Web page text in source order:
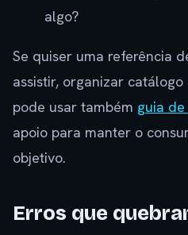
algo?
Se quiser uma referência
assistir, organizar
pode usar também guia
apoio para manter o
objetivo.
Erros que